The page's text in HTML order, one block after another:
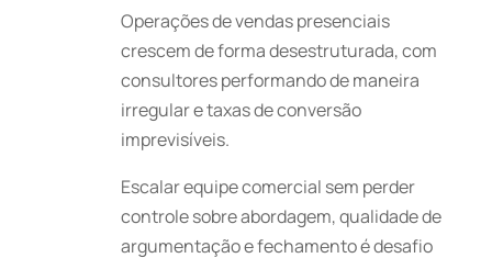
Operações de vendas presenciais
crescem de forma desestruturada, com
consultores performando de maneira
irregular e taxas de conversão
imprevisíveis.
Escalar equipe comercial sem perder
controle sobre abordagem, qualidade de
argumentação e fechamento é desafio